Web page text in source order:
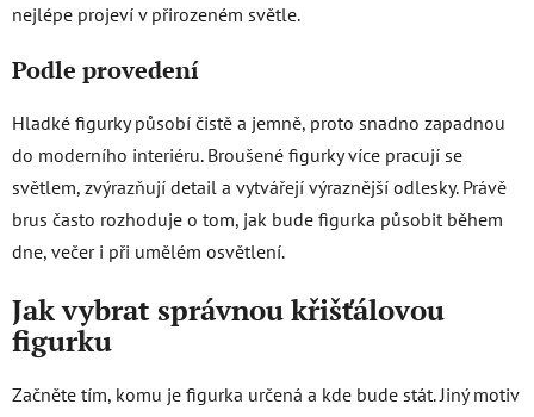
nejlépe projeví v přirozeném světle.
Podle provedení
Hladké figurky působí čistě a jemně, proto snadno zapadnou
do moderního interiéru. Broušené figurky více pracují se
světlem, zvýrazňují detail a vytvářejí výraznější odlesky. Právě
brus často rozhoduje o tom, jak bude figurka působit během
dne, večer i při umělém osvětlení.
Jak vybrat správnou křišťálovou
figurku
Začněte tím, komu je figurka určená a kde bude stát. Jiný motiv